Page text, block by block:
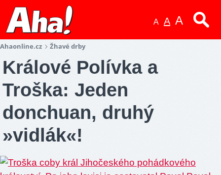
A A A
Ahaonline.cz Žhavé drby
Králové Polívka a
Troška: Jeden
donchuan, druhý
»vidlák«!